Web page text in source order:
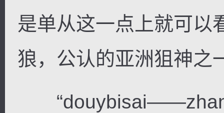
是单从这一点上就可以
狼，公认的亚洲狙神之